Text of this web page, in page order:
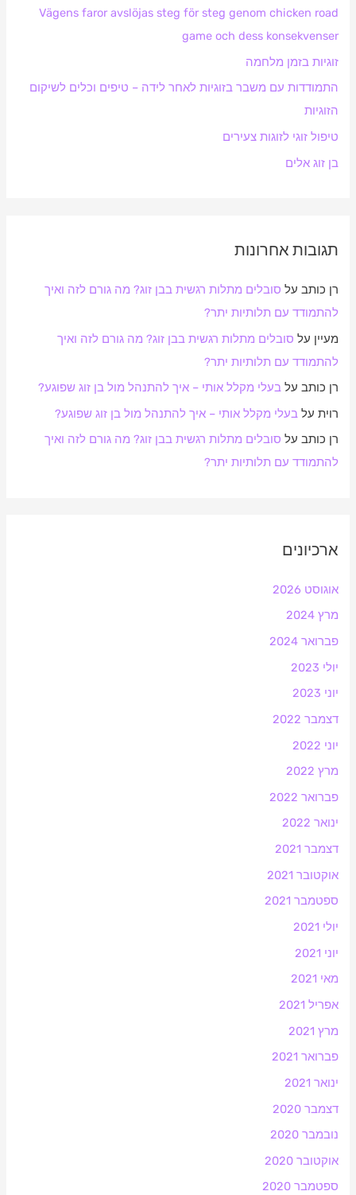
f
o
r
:
Vägens faror avslöjas steg för steg genom chicken road
game och dess konsekvenser
זוגיות בזמן מלחמה
התמודדות עם משבר בזוגיות לאחר לידה – טיפים וכלים לשיקום
הזוגיות
טיפול זוגי לזוגות צעירים
בן זוג אלים
תגובות אחרונות
רן כותב על סובלים מתלות רגשית בבן זוג? מה גורם לזה ואיך
להתמודד עם תלותיות יתר?
מעיין על סובלים מתלות רגשית בבן זוג? מה גורם לזה ואיך
להתמודד עם תלותיות יתר?
רן כותב עלבעלי מקלל אותי – איך להתנהל מול בן זוג שפוגע?
רוית עלבעלי מקלל אותי – איך להתנהל מול בן זוג שפוגע?
רן כותב על סובלים מתלות רגשית בבן זוג? מה גורם לזה ואיך
להתמודד עם תלותיות יתר?
ארכיונים
אוגוסט 2026
מרץ 2024
פברואר 2024
יולי 2023
יוני 2023
דצמבר 2022
יוני 2022
מרץ 2022
פברואר 2022
ינואר 2022
דצמבר 2021
אוקטובר 2021
ספטמבר 2021
יולי 2021
יוני 2021
מאי 2021
אפריל 2021
מרץ 2021
פברואר 2021
ינואר 2021
דצמבר 2020
נובמבר 2020
אוקטובר 2020
ספטמבר 2020